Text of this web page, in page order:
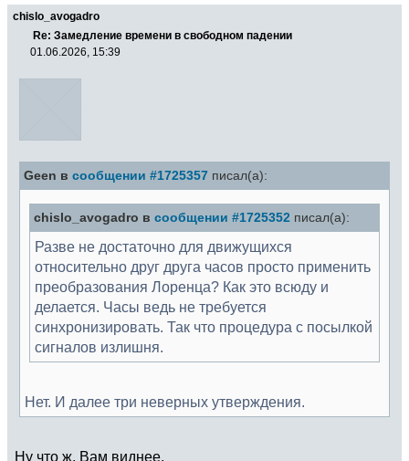
chislo_avogadro
Re: Замедление времени в свободном падении
01.06.2026, 15:39
Geen в сообщении #1725357 писал(а):
chislo_avogadro в сообщении #1725352 писал(а):
Разве не достаточно для движущихся
относительно друг друга часов просто применить
преобразования Лоренца? Как это всюду и
делается. Часы ведь не требуется
синхронизировать. Так что процедура с посылкой
сигналов излишня.
Нет. И далее три неверных утверждения.
Ну что ж, Вам виднее.